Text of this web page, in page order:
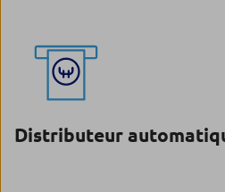
Distributeur